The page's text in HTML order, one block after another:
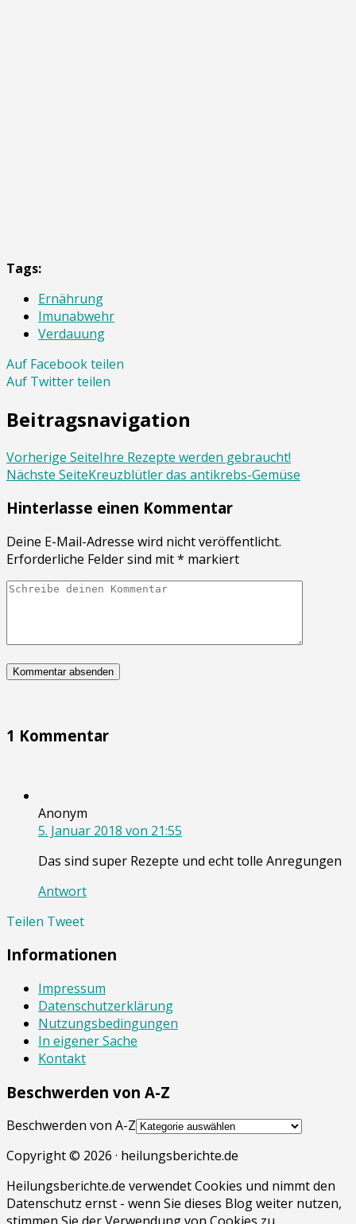
Tags:
Ernährung
Imunabwehr
Verdauung
Auf Facebook teilen
Auf Twitter teilen
Beitragsnavigation
Vorherige SeiteIhre Rezepte werden gebraucht!
Nächste SeiteKreuzblütler das antikrebs-Gemüse
Hinterlasse einen Kommentar
Deine E-Mail-Adresse wird nicht veröffentlicht.
Erforderliche Felder sind mit* markiert
1 Kommentar
Anonym
5. Januar 2018 von 21:55
Das sind super Rezepte und echt tolle Anregungen
Antwort
Teilen Tweet
Informationen
Impressum
Datenschutzerklärung
Nutzungsbedingungen
In eigener Sache
Kontakt
Beschwerden von A-Z
Beschwerden von A-Z
Copyright © 2026 · heilungsberichte.de
Heilungsberichte.de verwendet Cookies und nimmt den
Datenschutz ernst - wenn Sie dieses Blog weiter nutzen,